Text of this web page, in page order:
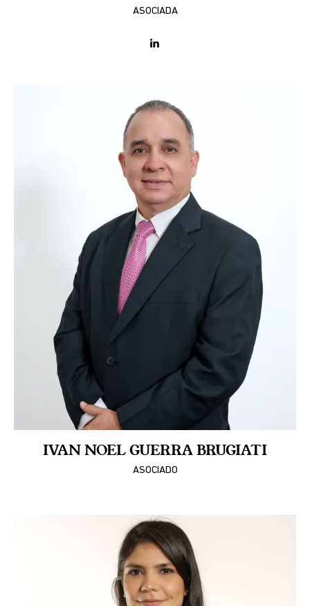
ASOCIADA
IVAN NOEL GUERRA BRUGIATI
ASOCIADO